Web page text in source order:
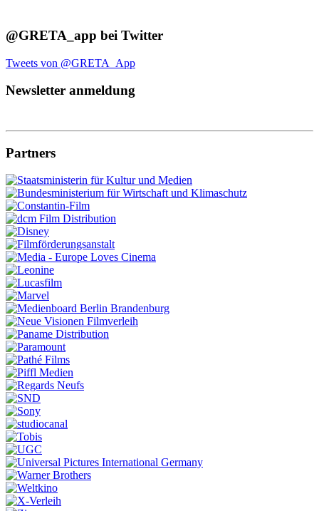
@GRETA_app bei Twitter
Tweets von @GRETA_App
Newsletter anmeldung
Partners